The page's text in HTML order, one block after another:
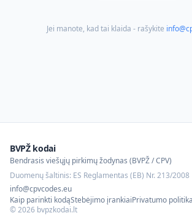
Jei manote, kad tai klaida - rašykite
BVPŽ kodai
Bendrasis viešųjų pirkimų žodynas (BVPŽ / CPV)
Duomenų šaltinis: ES Reglamentas (EB) Nr. 213/2008
info@cpvcodes.eu
Kaip parinkti kodąStebėjimo įrankiaiPrivatumo politika
©2026 bvpzkodai.lt